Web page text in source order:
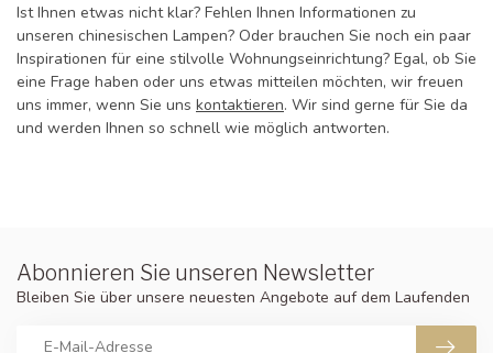
Ist Ihnen etwas nicht klar? Fehlen Ihnen Informationen zu
unseren chinesischen Lampen? Oder brauchen Sie noch ein paar
Inspirationen für eine stilvolle Wohnungseinrichtung? Egal, ob Sie
eine Frage haben oder uns etwas mitteilen möchten, wir freuen
uns immer, wenn Sie uns kontaktieren. Wir sind gerne für Sie da
und werden Ihnen so schnell wie möglich antworten.
Abonnieren Sie unseren Newsletter
Bleiben Sie über unsere neuesten Angebote auf dem Laufenden